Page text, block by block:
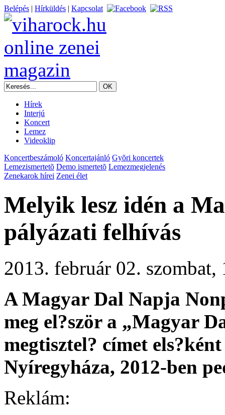
Belépés | Hírküldés | Kapcsolat
Hírek
Interjú
Koncert
Lemez
Videoklip
Koncertbeszámoló Koncertajánló Gyõri koncertek
Lemezismertetõ Demo ismertetõ Lemezmegjelenés
Zenekarok hírei Zenei élet
Melyik lesz idén a
pályázati felhívás
2013. február 02.
A Magyar Dal Napja
meg el?ször a „Magyar
megtisztel? címet
Nyíregyháza, 2012-ben
Reklám: